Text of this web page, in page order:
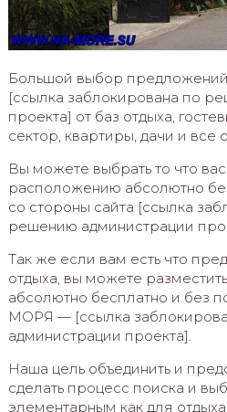
Большой выбор
[ссылка заблокирована по
проекта] от баз отдыха,
сектор, квартиры, дачи и все
Вы можете выбрать то что
расположению абсолютно
со стороны сайта [ссылка
решению администрации
Так же если вам есть что
отдыха, вы можете
абсолютно бесплатно и без
МОРЯ — [ссылка
администрации проекта].
Наша цель объединить и
сделать процесс поиска и
элементарным как для